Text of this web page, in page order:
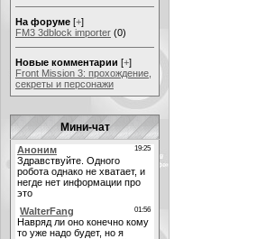
На форуме [+]
FM3 3dblock importer (0)
Новые комментарии [+]
Front Mission 3: прохождение,
секреты и персонажи
Мини-чат